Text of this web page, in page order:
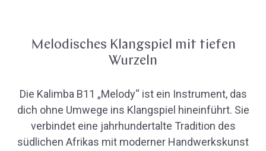
Melodisches Klangspiel mit tiefen
Wurzeln
Die Kalimba B11 „Melody“ ist ein Instrument, das
dich ohne Umwege ins Klangspiel hineinführt. Sie
verbindet eine jahrhundertalte Tradition des
südlichen Afrikas mit moderner Handwerkskunst